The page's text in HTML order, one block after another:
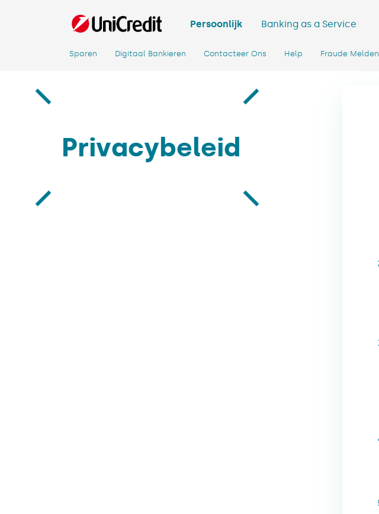
Persoonlijk
Sparen Digitaal Bankieren Contacteer Ons Help Fraude Melden
Banking as a Service
Privacybeleid